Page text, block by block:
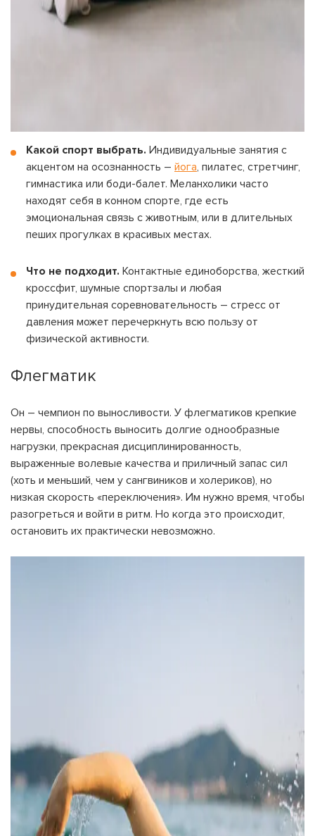
Какой спорт выбрать. Индивидуальные занятия с
акцентом на осознанность – йога, пилатес, стретчинг,
гимнастика или боди-балет. Меланхолики часто
находят себя в конном спорте, где есть
эмоциональная связь с животным, или в длительных
пеших прогулках в красивых местах.
Что не подходит. Контактные единоборства, жесткий
кроссфит, шумные спортзалы и любая
принудительная соревновательность – стресс от
давления может перечеркнуть всю пользу от
физической активности.
Флегматик
Он – чемпион по выносливости. У флегматиков крепкие
нервы, способность выносить долгие однообразные
нагрузки, прекрасная дисциплинированность,
выраженные волевые качества и приличный запас сил
(хоть и меньший, чем у сангвиников и холериков), но
низкая скорость «переключения». Им нужно время, чтобы
разогреться и войти в ритм. Но когда это происходит,
остановить их практически невозможно.